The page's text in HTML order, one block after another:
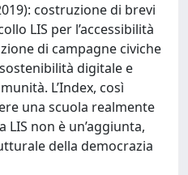
costruzione di brevi
LIS per l’accessibilità
di campagne civiche
digitale e
L’Index, così
una scuola realmente
non è un’aggiunta,
della democrazia